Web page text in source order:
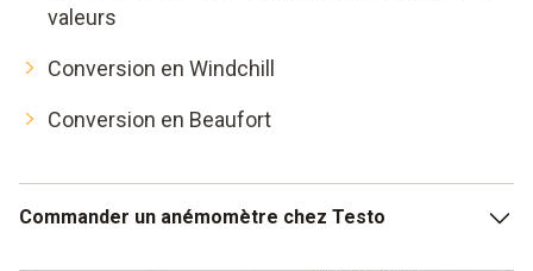
valeurs
Conversion en Windchill
Conversion en Beaufort
Commander un anémomètre chez Testo